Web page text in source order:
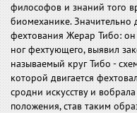
философов и знаний того
биомеханике.
фехтования Жерар Тибо:
ног фехтующего, выявил
называемый круг Тибо -
которой двигается
сродни искусству и
положения, став таким